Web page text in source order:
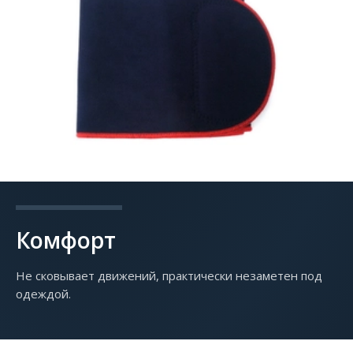
Комфорт
Не сковывает движений, практически незаметен под
одеждой.